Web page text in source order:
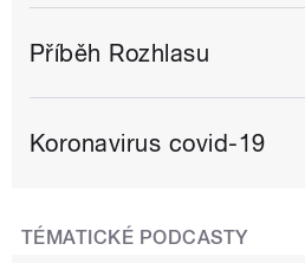
Příběh Rozhlasu
Koronavirus covid-19
TÉMATICKÉ PODCASTY